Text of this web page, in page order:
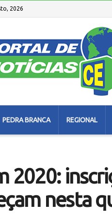
2026
PEDRA BRANCA REGIONAL
2020:
nesta